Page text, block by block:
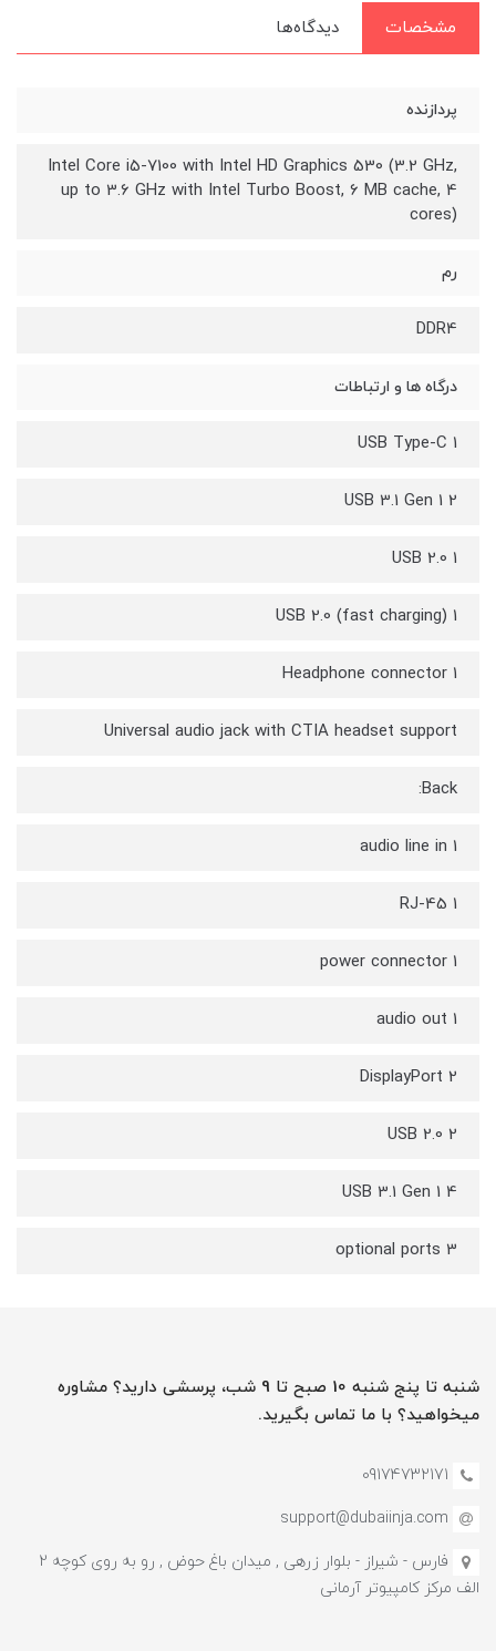
مشخصات دیدگاه‌ها
پردازنده
Intel Core i5-7100 with Intel HD Graphics 530 (3.2 GHz,
up to 3.6 GHz with Intel Turbo Boost, 6 MB cache, 4
cores)
رم
DDR4
درگاه ها و ارتباطات
1 USB Type-C
2 USB 3.1 Gen 1
1 USB 2.0
1 USB 2.0 (fast charging)
1 Headphone connector
Universal audio jack with CTIA headset support
Back:
1 audio line in
1 RJ-45
1 power connector
1 audio out
2 DisplayPort
2 USB 2.0
4 USB 3.1 Gen 1
3 optional ports
شنبه تا پنج شنبه 10 صبح تا 9 شب، پرسشی دارید؟ مشاوره
میخواهید؟ با ما تماس بگیرید.
09174732171
support@dubaiinja.com
فارس - شیراز - بلوار زرهی , میدان باغ حوض , رو به روی کوچه 2
الف مرکز کامپیوتر آرمانی